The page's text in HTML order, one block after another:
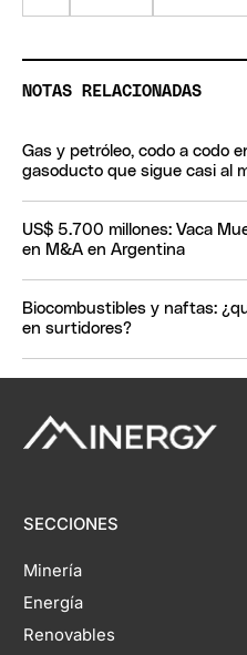
NOTAS RELACIONADAS
Gas y petróleo, codo a codo
gasoducto que sigue casi al
US$ 5.700 millones: Vaca
en M&A en Argentina
Biocombustibles y naftas:
en surtidores?
SECCIONES
Minería
Energía
Renovables